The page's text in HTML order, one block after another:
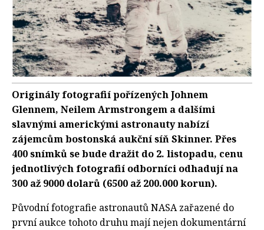
Originály fotografií pořízených Johnem
Glennem, Neilem Armstrongem a dalšími
slavnými americkými astronauty nabízí
zájemcům bostonská aukční síň Skinner. Přes
400 snímků se bude dražit do 2. listopadu, cenu
jednotlivých fotografií odborníci odhadují na
300 až 9000 dolarů (6500 až 200.000 korun).
Původní fotografie astronautů NASA zařazené do
první aukce tohoto druhu mají nejen dokumentární